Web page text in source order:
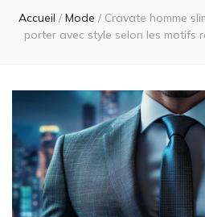
Accueil / Mode / Cravate homme
porter avec style selon les motifs